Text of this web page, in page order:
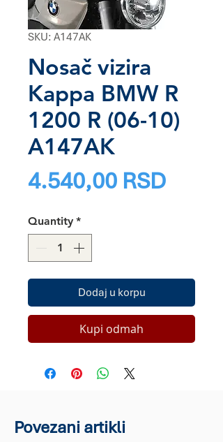
SKU: A147AK
Nosač vizira
Kappa BMW R
1200 R (06-10)
A147AK
4.540,00 RSDPrice
Quantity *
Dodaj u korpu
Kupi odmah
Povezani artikli